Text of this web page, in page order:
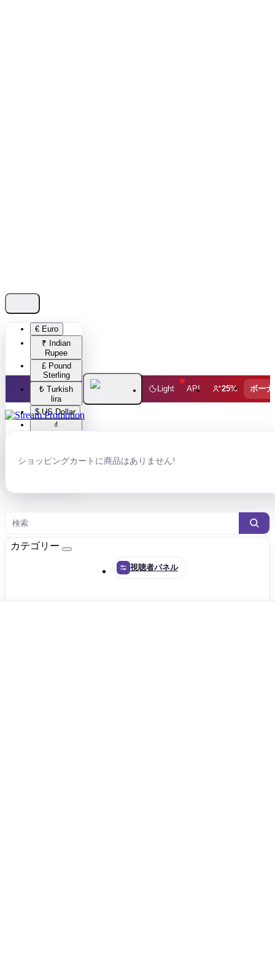
€ Euro
₹ Indian
Rupee
£ Pound
Sterling
₺ Turkish
lira
$ US Dollar
₫
₴ Гривна
Light API 25% ボー
検索
ショッピングカートに商品はありません!
カテゴリー
視聴者パネル